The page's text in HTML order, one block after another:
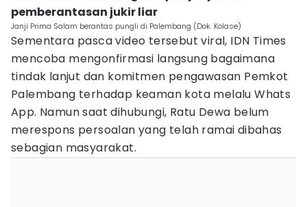
pemberantasan jukir liar
Janji Prima Salam berantas pungli di Palembang (Dok. Kolase)
Sementara pasca video tersebut viral, IDN Times
mencoba mengonfirmasi langsung bagaimana
tindak lanjut dan komitmen pengawasan Pemkot
Palembang terhadap keaman kota melalu Whats
App. Namun saat dihubungi, Ratu Dewa belum
merespons persoalan yang telah ramai dibahas
sebagian masyarakat.